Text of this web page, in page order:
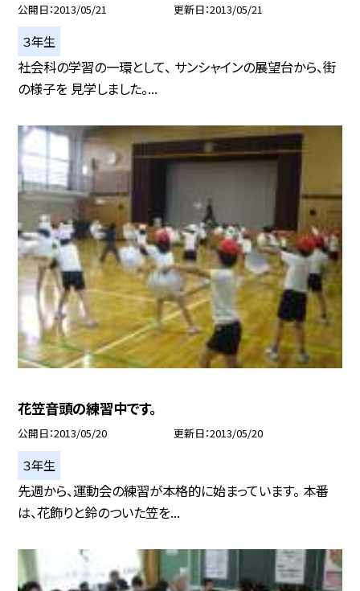
公開日 2013/05/21 更新日 2013/05/21
３年生
社会科の学習の一環として、 サンシャインの展望台から、街
の様子を 見学しました。...
花笠音頭の練習中です。
公開日 2013/05/20 更新日 2013/05/20
３年生
先週から、運動会の練習が本格的に始まっています。 本番
は、花飾りと鈴のついた笠を...